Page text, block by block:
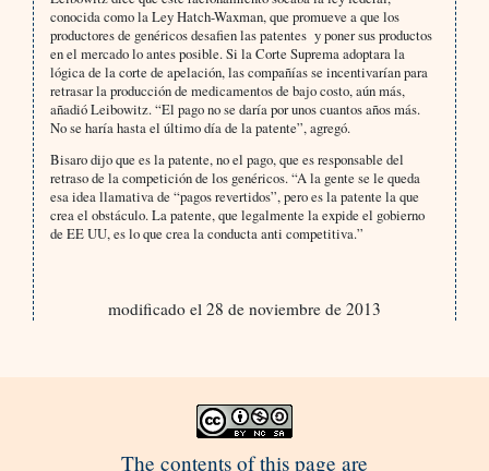
conocida como la Ley Hatch-Waxman, que promueve a que los
productores de genéricos desafien las patentes y poner sus productos
en el mercado lo antes posible. Si la Corte Suprema adoptara la
lógica de la corte de apelación, las compañías se incentivarían para
retrasar la producción de medicamentos de bajo costo, aún más,
añadió Leibowitz. “El pago no se daría por unos cuantos años más.
No se haría hasta el último día de la patente”, agregó.
Bisaro dijo que es la patente, no el pago, que es responsable del
retraso de la competición de los genéricos. “A la gente se le queda
esa idea llamativa de “pagos revertidos”, pero es la patente la que
crea el obstáculo. La patente, que legalmente la expide el gobierno
de EE UU, es lo que crea la conducta anti competitiva.”
modificado el 28 de noviembre de 2013
The contents of this page are